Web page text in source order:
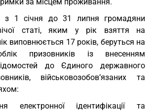
1 січня до 31 липня громадяни
статі, яким у рік взяття на
виповнюється 17 років, беруться на
призовників із внесенням
до Єдиного державного
військовозобов’язаних та
електронної ідентифікації та